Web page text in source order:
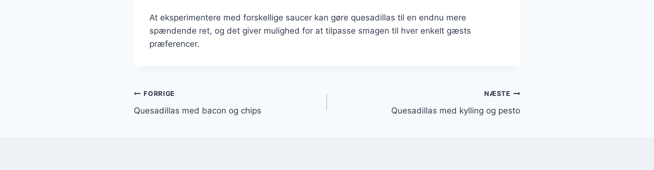
At eksperimentere med forskellige saucer kan gøre quesadillas til en endnu mere
spændende ret, og det giver mulighed for at tilpasse smagen til hver enkelt gæsts
præferencer.
Indlægsnavigation
FORRIGE
Quesadillas med bacon og chips
NÆSTE
Quesadillas med kylling og pesto